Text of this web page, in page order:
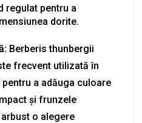
regulat pentru a
dorite.
Berberis thunbergii
frecvent utilizată în
a adăuga culoare
și frunzele
o alegere